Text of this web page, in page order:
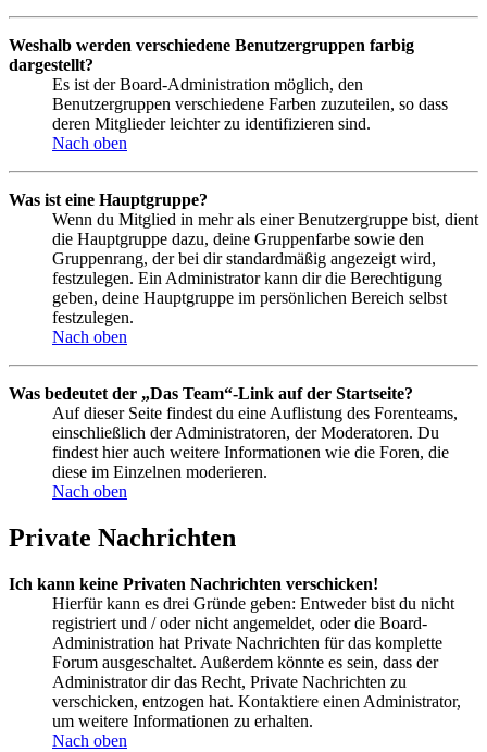
Weshalb werden verschiedene Benutzergruppen farbig
dargestellt?
Es ist der Board-Administration möglich, den
Benutzergruppen verschiedene Farben zuzuteilen, so dass
deren Mitglieder leichter zu identifizieren sind.
Nach oben
Was ist eine Hauptgruppe?
Wenn du Mitglied in mehr als einer Benutzergruppe bist, dient
die Hauptgruppe dazu, deine Gruppenfarbe sowie den
Gruppenrang, der bei dir standardmäßig angezeigt wird,
festzulegen. Ein Administrator kann dir die Berechtigung
geben, deine Hauptgruppe im persönlichen Bereich selbst
festzulegen.
Nach oben
Was bedeutet der „Das Team“-Link auf der Startseite?
Auf dieser Seite findest du eine Auflistung des Forenteams,
einschließlich der Administratoren, der Moderatoren. Du
findest hier auch weitere Informationen wie die Foren, die
diese im Einzelnen moderieren.
Nach oben
Private Nachrichten
Ich kann keine Privaten Nachrichten verschicken!
Hierfür kann es drei Gründe geben: Entweder bist du nicht
registriert und / oder nicht angemeldet, oder die Board-
Administration hat Private Nachrichten für das komplette
Forum ausgeschaltet. Außerdem könnte es sein, dass der
Administrator dir das Recht, Private Nachrichten zu
verschicken, entzogen hat. Kontaktiere einen Administrator,
um weitere Informationen zu erhalten.
Nach oben